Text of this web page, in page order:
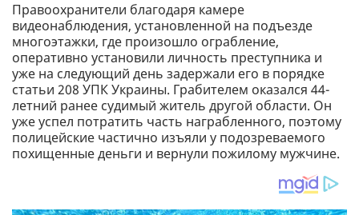
Правоохранители благодаря камере
видеонаблюдения, установленной на подъезде
многоэтажки, где произошло ограбление,
оперативно установили личность преступника и
уже на следующий день задержали его в порядке
статьи 208 УПК Украины. Грабителем оказался 44-
летний ранее судимый житель другой области. Он
уже успел потратить часть награбленного, поэтому
полицейские частично изъяли у подозреваемого
похищенные деньги и вернули пожилому мужчине.